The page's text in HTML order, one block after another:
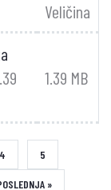
Veličina
1.39 MB
STRANA
4 STRANA
5
»